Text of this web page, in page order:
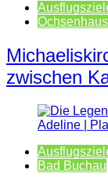
zwischen
Bad Buchau